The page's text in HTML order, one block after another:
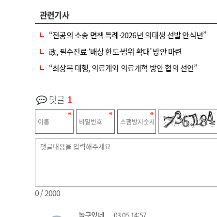
관련기사
“전공의 소송 면책 특례·2026년 의대생 선발 안식년”
政, 필수진료 ‘배상 한도·범위 확대’ 방안 마련
“최상목 대행, 의료계와 의료개혁 방안 협의 선언”
댓글 1
0/ 2000
03.05 14:57